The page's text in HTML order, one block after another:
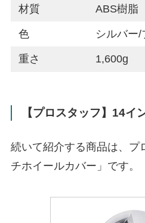
材質 ABS樹脂
色 シルバー/
重さ 1,600g
【プロスタッフ】14イ
続いて紹介する商品は、プ
チホイールカバー」です。